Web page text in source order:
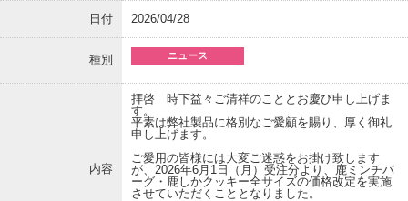
日付 2026/04/28
種別 ニュース
内容
拝啓 時下益々ご清祥のこととお慶び申し上げま
す。
平素は弊社製品に格別なご愛顧を賜り、厚く御礼
申し上げます。
ご愛用の皆様には大変ご迷惑をお掛け致します
が、2026年6月1日（月）受注分より、鹿ミンチバ
ーグ・鹿しかクッキー全サイズの価格改定を実施
させていただくこととなりました。